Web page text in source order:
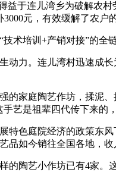
于连儿湾乡为破解农村
元，有效缓解了农户的
培训+产销对接”的全链
力。连儿湾村迅速成长
家庭陶艺作坊，揉泥、
手艺是祖辈四代传下来的
色庭院经济的政策东风
品如今销往全国各地，收
陶艺小作坊已有4家。这